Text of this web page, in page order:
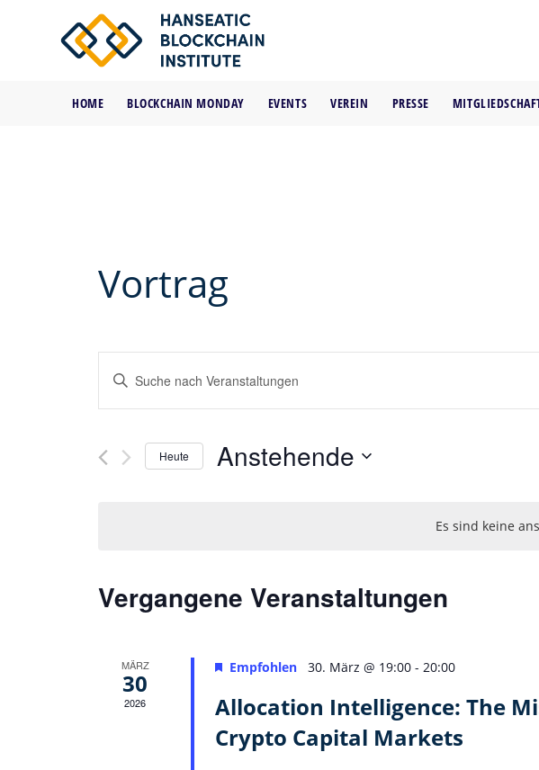
HOME BLOCKCHAIN MONDAY EVENTS VEREIN PRESSE
Es sind keine
Vortrag
Veranstaltungen
Suche
und
Ansichten,
Navigation
Bitte
Schlüsselwort
eingeben.
nach
Heute Anstehende
Vergangene Veranstaltungen
MÄRZ
30
2026
Empfohlen 30. März @ 19:00 -20:00
Allocation Intelligence: The
Crypto Capital Markets